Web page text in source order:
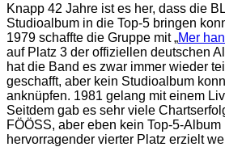
Knapp 42 Jahre ist es her, dass die
Studioalbum in die Top-5 bringen
1979 schaffte die Gruppe mit „Mer
auf Platz 3 der offiziellen deutschen
hat die Band es zwar immer wieder
geschafft, aber kein Studioalbum
anknüpfen. 1981 gelang mit einem
Seitdem gab es sehr viele
FÖÖSS, aber eben kein Top-5-Album
hervorragender vierter Platz erzielt